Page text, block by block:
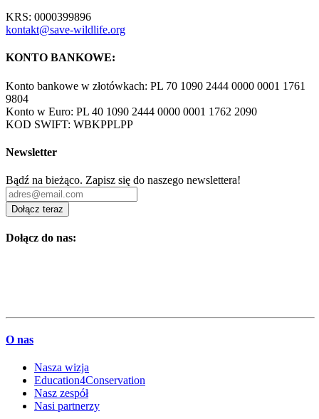
KRS: 0000399896
kontakt@save-wildlife.org
KONTO BANKOWE:
Konto bankowe w złotówkach: PL 70 1090 2444 0000 0001 1761
9804
Konto w Euro: PL 40 1090 2444 0000 0001 1762 2090
KOD SWIFT: WBKPPLPP
Newsletter
Bądź na bieżąco. Zapisz się do naszego newslettera!
Dołącz teraz
Dołącz do nas:
O nas
Nasza wizja
Education4Conservation
Nasz zespół
Nasi partnerzy